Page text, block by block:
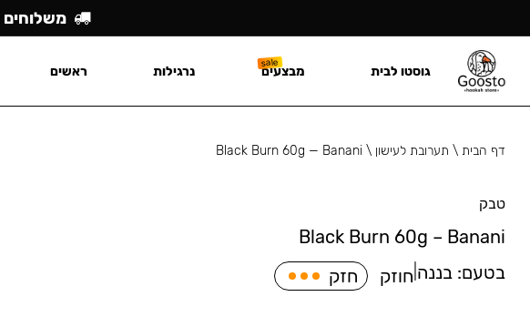
דף הבית\ תערובת לעישון \
Black Burn 60g — Banani
טבק
Black Burn 60g – Banani
בטעם: בננה חוזק חזק
משלוחים
גוסטו לבית מבצעים נרגילות ראשים